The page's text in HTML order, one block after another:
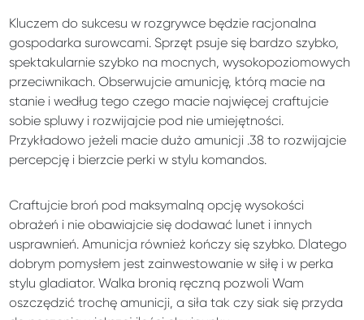
Kluczem do sukcesu w rozgrywce będzie racjonalna
gospodarka surowcami. Sprzęt psuje się bardzo szybko,
spektakularnie szybko na mocnych, wysokopoziomowych
przeciwnikach. Obserwujcie amunicję, którą macie na
stanie i według tego czego macie najwięcej craftujcie
sobie spluwy i rozwijajcie pod nie umiejętności.
Przykładowo jeżeli macie dużo amunicji .38 to rozwijajcie
percepcję i bierzcie perki w stylu komandos.
Craftujcie broń pod maksymalną opcję wysokości
obrażeń i nie obawiajcie się dodawać lunet i innych
usprawnień. Amunicja również kończy się szybko. Dlatego
dobrym pomysłem jest zainwestowanie w siłę i w perka
stylu gladiator. Walka bronią ręczną pozwoli Wam
oszczędzić trochę amunicji, a siła tak czy siak się przyda